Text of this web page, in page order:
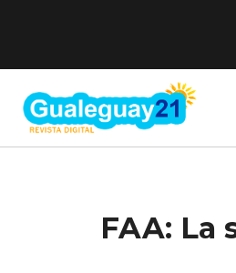
FAA: La